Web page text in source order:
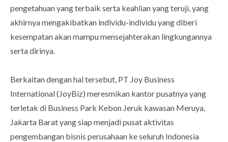
pengetahuan yang terbaik serta keahlian yang teruji, yang
akhirnya mengakibatkan individu-individu yang diberi
kesempatan akan mampu mensejahterakan lingkungannya
serta dirinya.
Berkaitan dengan hal tersebut, PT Joy Business
International (JoyBiz) meresmikan kantor pusatnya yang
terletak di Business Park Kebon Jeruk kawasan Meruya,
Jakarta Barat yang siap menjadi pusat aktivitas
pengembangan bisnis perusahaan ke seluruh Indonesia